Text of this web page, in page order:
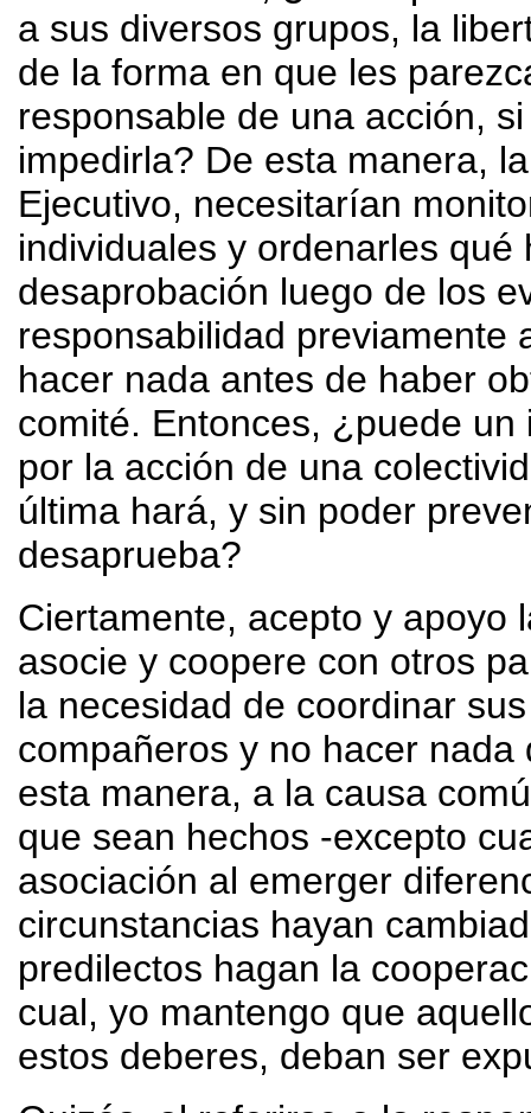
a sus diversos grupos, la
de la forma en que les
responsable de una acción,
impedirla? De esta manera,
Ejecutivo, necesitarían
individuales y ordenarles
desaprobación luego de los
responsabilidad previamente
hacer nada antes de haber
comité. Entonces, ¿puede
por la acción de una
última hará, y sin poder
desaprueba?
Ciertamente, acepto y apoyo
asocie y coopere con otros
la necesidad de coordinar
compañeros y no hacer
esta manera, a la causa
que sean hechos -excepto
asociación al emerger
circunstancias hayan
predilectos hagan la
cual, yo mantengo que
estos deberes, deban ser